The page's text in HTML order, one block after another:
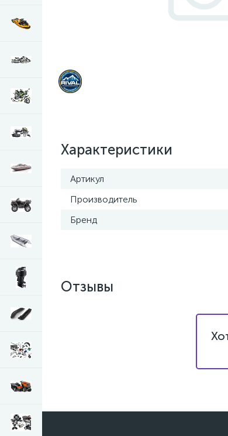
Характеристики
Артикул
Производитель
Бренд
Отзывы